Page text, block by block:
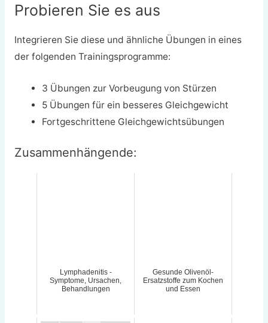
Probieren Sie es aus
Integrieren Sie diese und ähnliche Übungen in eines
der folgenden Trainingsprogramme:
3 Übungen zur Vorbeugung von Stürzen
5 Übungen für ein besseres Gleichgewicht
Fortgeschrittene Gleichgewichtsübungen
Zusammenhängende:
Lymphadenitis -
Symptome, Ursachen,
Behandlungen
Gesunde Olivenöl-
Ersatzstoffe zum Kochen
und Essen